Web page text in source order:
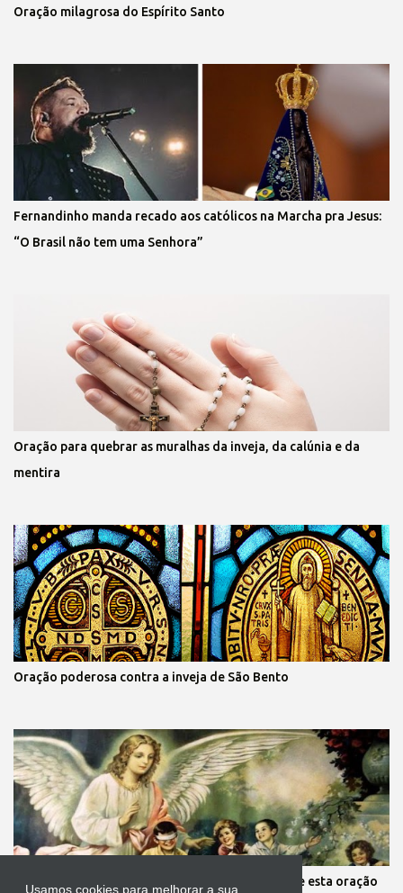
Usamos cookies para melhorar a sua
Oração milagrosa do Espírito Santo
Fernandinho manda recado aos católicos na Marcha pra Jesus:
“O Brasil não tem uma Senhora”
Oração para quebrar as muralhas da inveja, da calúnia e da
mentira
Oração poderosa contra a inveja de São Bento
Mãe, você está preocupada com seus filhos? Reze esta oração